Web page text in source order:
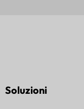
Soluzioni